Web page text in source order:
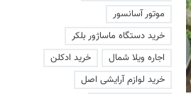
موتور آسانسور
خرید دستگاه ماساژور بلکر
اجاره ویلا شمال
خرید ادکلن
خرید لوازم آرایشی اصل